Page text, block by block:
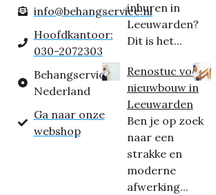
info@behangservice.nl
Hoofdkantoor:
030-2072303
Behangservice
Nederland
Ga naar onze
webshop
inhuren in
Leeuwarden?
Dit is het...
Renostuc voor
nieuwbouw in
Leeuwarden
Ben je op zoek
naar een
strakke en
moderne
afwerking...